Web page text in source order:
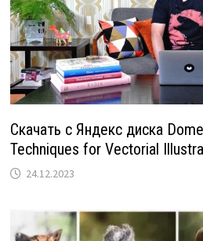
Скачать с Яндекс диска
Techniques for Vectorial
24.12.2023